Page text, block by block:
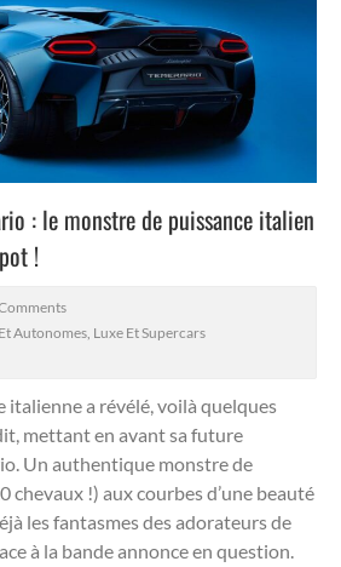
: le monstre de puissance italien
!
Autonomes Luxe Et Supercars
italienne a révélé, voilà quelques
mettant en avant sa future
Un authentique monstre de
chevaux !) aux courbes d’une beauté
les fantasmes des adorateurs de
à la bande annonce en question.